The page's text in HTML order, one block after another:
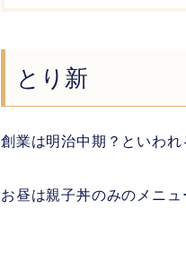
とり新
創業は明治中期？といわれ
お昼は親子丼のみのメニュ